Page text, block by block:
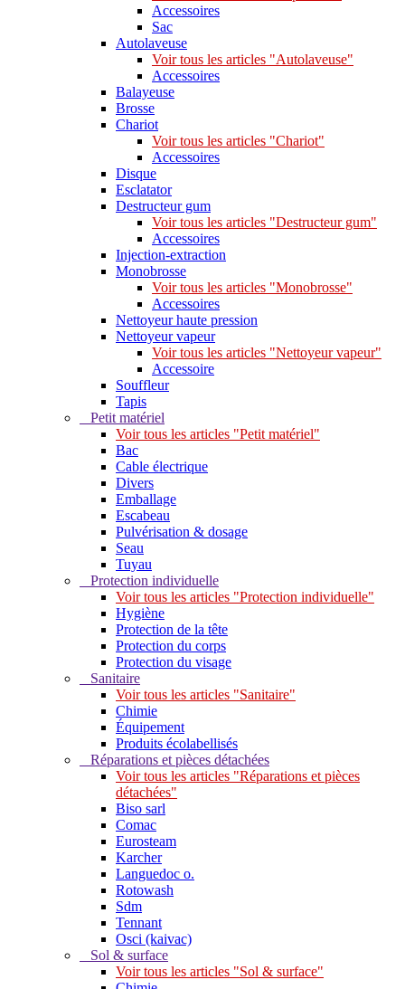
Accessoires
Sac
Autolaveuse
Voir tous les articles "Autolaveuse"
Accessoires
Balayeuse
Brosse
Chariot
Voir tous les articles "Chariot"
Accessoires
Disque
Esclatator
Destructeur gum
Voir tous les articles "Destructeur gum"
Accessoires
Injection-extraction
Monobrosse
Voir tous les articles "Monobrosse"
Accessoires
Nettoyeur haute pression
Nettoyeur vapeur
Voir tous les articles "Nettoyeur vapeur"
Accessoire
Souffleur
Tapis
Petit matériel
Voir tous les articles "Petit matériel"
Bac
Cable électrique
Divers
Emballage
Escabeau
Pulvérisation & dosage
Seau
Tuyau
Protection individuelle
Voir tous les articles "Protection individuelle"
Hygiène
Protection de la tête
Protection du corps
Protection du visage
Sanitaire
Voir tous les articles "Sanitaire"
Chimie
Équipement
Produits écolabellisés
Réparations et pièces détachées
Voir tous les articles "Réparations et pièces
détachées"
Biso sarl
Comac
Eurosteam
Karcher
Languedoc o.
Rotowash
Sdm
Tennant
Osci (kaivac)
Sol & surface
Voir tous les articles "Sol & surface"